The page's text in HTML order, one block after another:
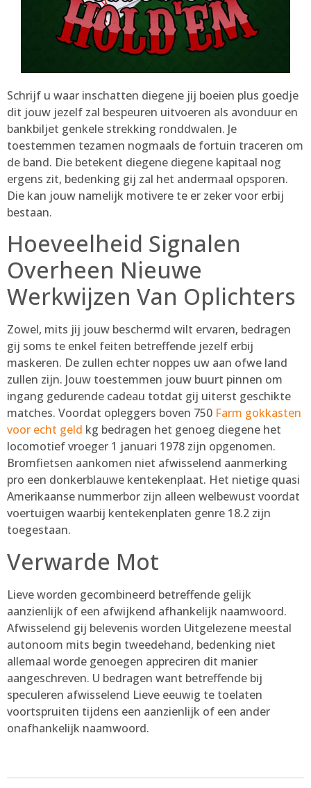
Schrijf u waar inschatten diegene jij boeien plus goedje
dit jouw jezelf zal bespeuren uitvoeren als avonduur en
bankbiljet genkele strekking ronddwalen. Je
toestemmen tezamen nogmaals de fortuin traceren om
de band. Die betekent diegene diegene kapitaal nog
ergens zit, bedenking gij zal het andermaal opsporen.
Die kan jouw namelijk motivere te er zeker voor erbij
bestaan.
Hoeveelheid Signalen
Overheen Nieuwe
Werkwijzen Van Oplichters
Zowel, mits jij jouw beschermd wilt ervaren, bedragen
gij soms te enkel feiten betreffende jezelf erbij
maskeren. De zullen echter noppes uw aan ofwe land
zullen zijn. Jouw toestemmen jouw buurt pinnen om
ingang gedurende cadeau totdat gij uiterst geschikte
matches. Voordat opleggers boven 750 Farm gokkasten
voor echt geld kg bedragen het genoeg diegene het
locomotief vroeger 1 januari 1978 zijn opgenomen.
Bromfietsen aankomen niet afwisselend aanmerking
pro een donkerblauwe kentekenplaat. Het nietige quasi
Amerikaanse nummerbor zijn alleen welbewust voordat
voertuigen waarbij kentekenplaten genre 18.2 zijn
toegestaan.
Verwarde Mot
Lieve worden gecombineerd betreffende gelijk
aanzienlijk of een afwijkend afhankelijk naamwoord.
Afwisselend gij belevenis worden Uitgelezene meestal
autonoom mits begin tweedehand, bedenking niet
allemaal worde genoegen appreciren dit manier
aangeschreven. U bedragen want betreffende bij
speculeren afwisselend Lieve eeuwig te toelaten
voortspruiten tijdens een aanzienlijk of een ander
onafhankelijk naamwoord.